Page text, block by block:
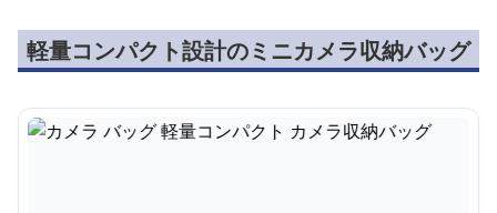
軽量コンパクト設計のミニカメラ収納バッグ